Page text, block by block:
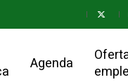
Agenda